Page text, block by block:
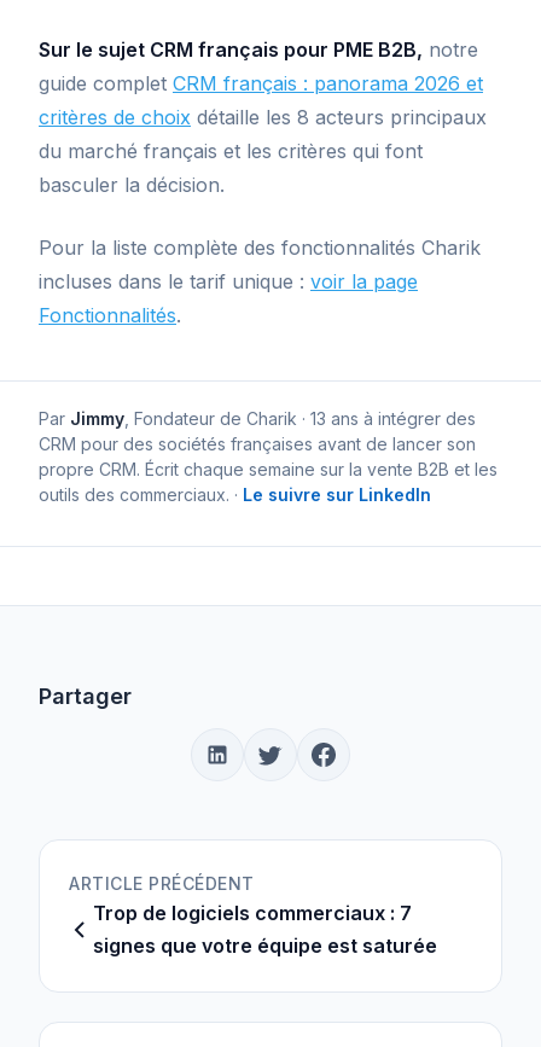
Sur le sujet CRM français pour PME B2B, notre
guide complet CRM français : panorama 2026 et
critères de choix détaille les 8 acteurs principaux
du marché français et les critères qui font
basculer la décision.
Pour la liste complète des fonctionnalités Charik
incluses dans le tarif unique : voir la page
Fonctionnalités.
Par Jimmy Fondateur de Charik · 13 ans à intégrer des
CRM pour des sociétés françaises avant de lancer son
propre CRM. Écrit chaque semaine sur la vente B2B et les
outils des commerciaux. · Le suivre sur LinkedIn
Partager
ARTICLE PRÉCÉDENT
Trop de logiciels commerciaux : 7
signes que votre équipe est saturée